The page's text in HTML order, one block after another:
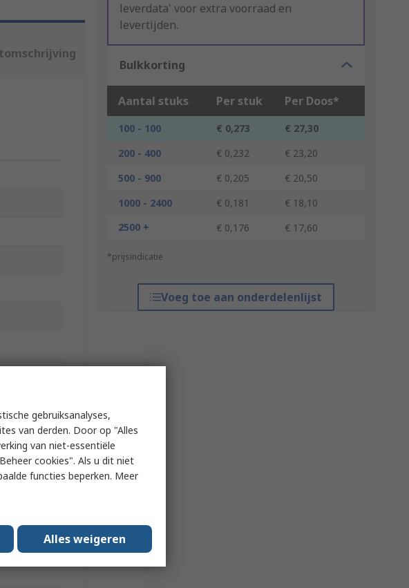
leverdata' voor extra voorraad en
levertijden.
Bulkkorting
Aantal stuks Per stuk Per Doos*
100 - 100 € 0,273
€ 27,30
200 - 400
€ 0,232
€ 23,20
500 - 900
€ 0,205
€ 20,50
1000 - 2400
€ 0,181
€ 18,10
2500 +
€ 0,176 € 17,60
*prijsindicatie
Voeg toe aan onderdelenlijst
gebruiksanalyses,
van derden. Door op "Alles
van niet-essentiële
cookies". Als u dit niet
functies beperken. Meer
Alles weigeren